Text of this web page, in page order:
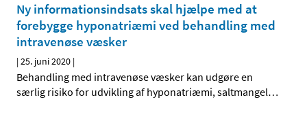
Ny informationsindsats skal hjælpe med at
forebygge hyponatriæmi ved behandling med
intravenøse væsker
|25. juni 2020 |
Behandling med intravenøse væsker kan udgøre en
særlig risiko for udvikling af hyponatriæmi, saltmangel…